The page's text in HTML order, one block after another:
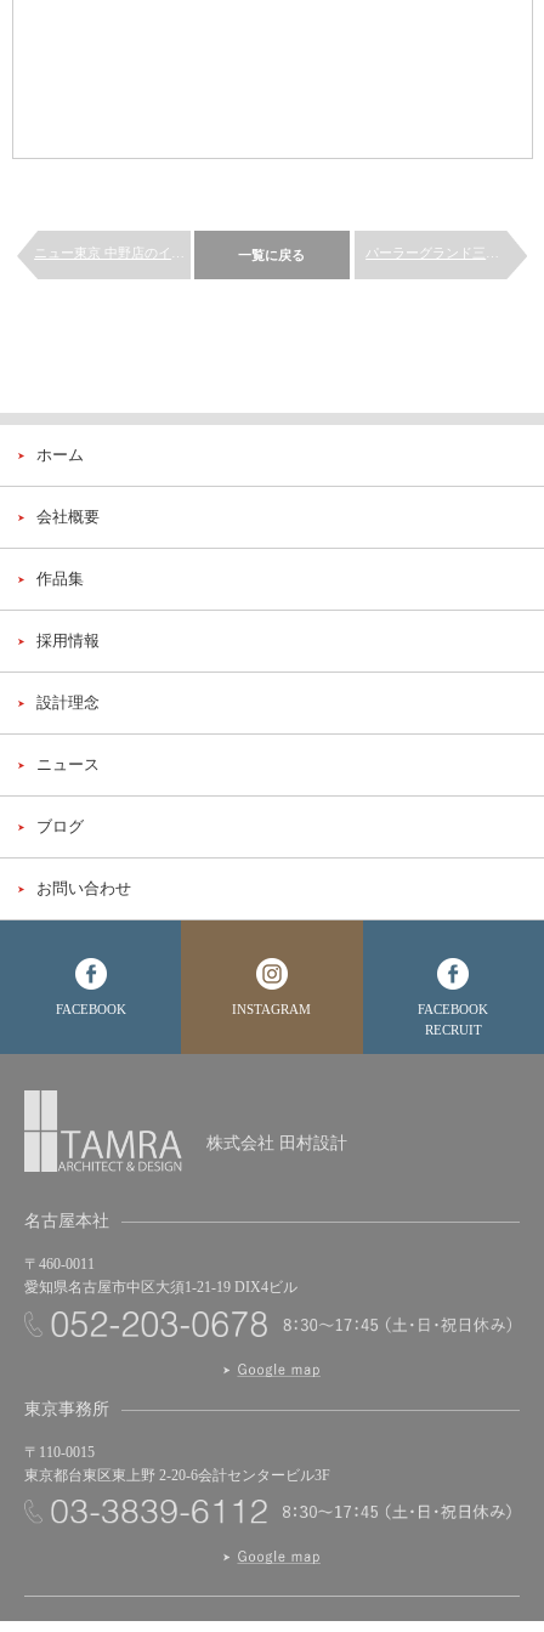
一覧に戻る
ホーム
会社概要
作品集
採用情報
設計理念
ニュース
ブログ
お問い合わせ
FACEBOOK INSTAGRAM
FACEBOOK
RECRUIT
株式会社 田村設計
名古屋本社
〒460-0011
愛知県名古屋市中区大須1-21-19 DIX4ビル
東京事務所
〒110-0015
東京都台東区東上野 2-20-6会計センタービル3F